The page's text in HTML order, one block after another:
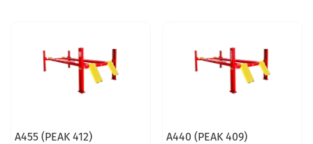
A455 (PEAK 412)
A440 (PEAK 409)